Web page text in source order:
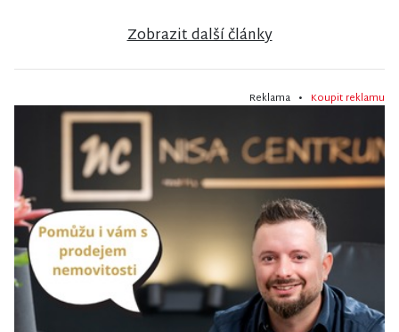
Zobrazit další články
Reklama • Koupit reklamu